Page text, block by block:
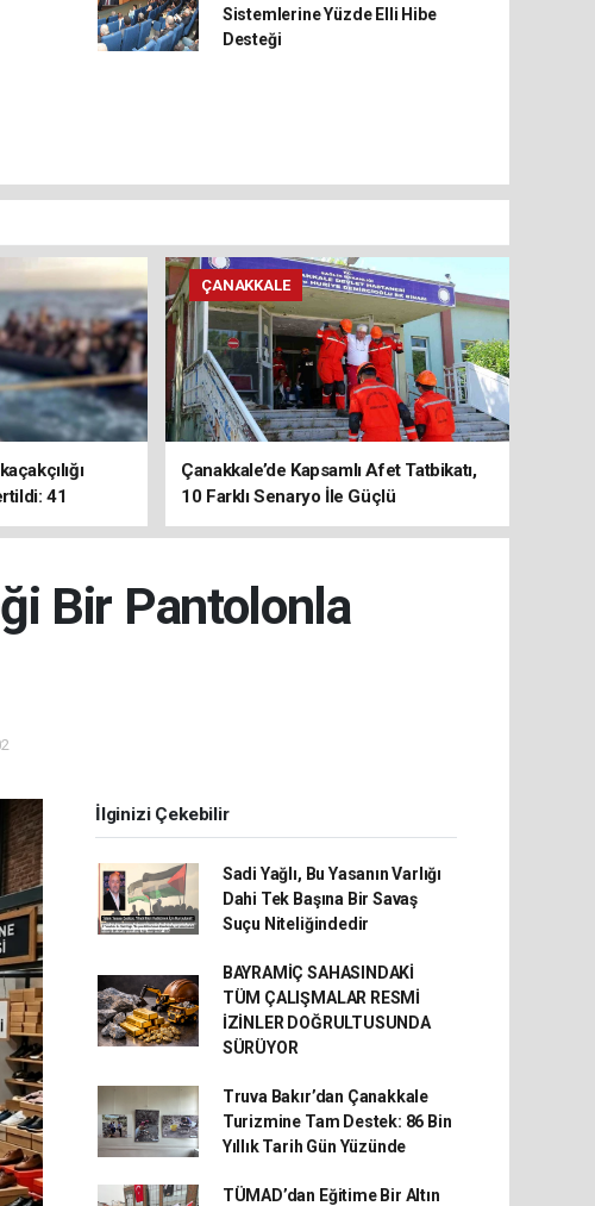
Sistemlerine Yüzde Elli Hibe
Desteği
41
ÇANAKKALE
Çanakkale’de Kapsamlı Afet Tatbikatı,
10 Farklı Senaryo İle Güçlü
Koordinasyon
Bir Pantolonla
İlginizi Çekebilir
Sadi Yağlı, Bu Yasanın Varlığı
Dahi Tek Başına Bir Savaş
Suçu Niteliğindedir
BAYRAMİÇ SAHASINDAKİ
TÜM ÇALIŞMALAR RESMİ
İZİNLER DOĞRULTUSUNDA
SÜRÜYOR
Truva Bakır’dan Çanakkale
Turizmine Tam Destek: 86 Bin
Yıllık Tarih Gün Yüzünde
TÜMAD’dan Eğitime Bir Altın